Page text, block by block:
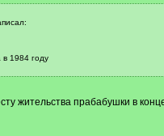
1984 году
жительства прабабушки в